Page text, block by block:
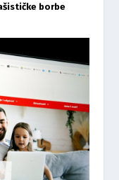
borbe